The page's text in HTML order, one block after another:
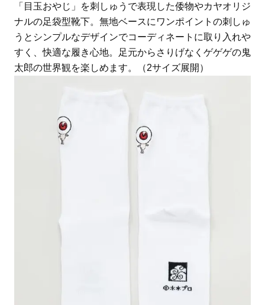
「目玉おやじ」を刺しゅうで表現した倭物やカヤオリジ
ナルの足袋型靴下。無地ベースにワンポイントの刺しゅ
うとシンプルなデザインでコーディネートに取り入れや
すく、快適な履き心地。足元からさりげなくゲゲゲの鬼
太郎の世界観を楽しめます。（2サイズ展開）